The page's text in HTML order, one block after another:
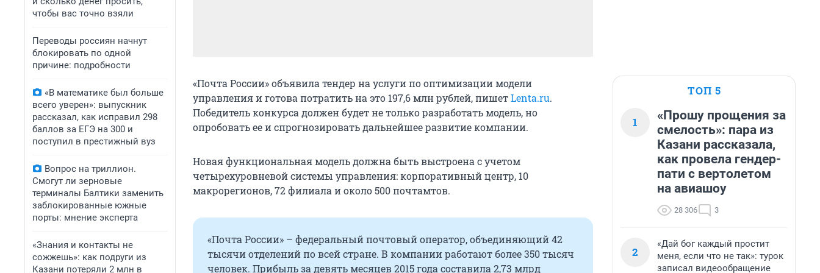
чтобы вас точно взяли
Переводы россиян начнут
блокировать по одной
причине: подробности
«В математике был больше
всего уверен»: выпускник
рассказал, как исправил 298
баллов за ЕГЭ на 300 и
поступил в престижный вуз
Вопрос на триллион.
Смогут ли зерновые
терминалы Балтики заменить
заблокированные южные
порты: мнение эксперта
«Знания и контакты не
сожжешь»: как подруги из
Казани потеряли 2 млн в
«Почта России» объявила тендер на услуги по оптимизации модели
управления и готова потратить на это 197,6 млн рублей, пишетLenta.ru.
Победитель конкурса должен будет не только разработать модель, но
опробовать ее и спрогнозировать дальнейшее развитие компании.
Новая функциональная модель должна быть выстроена с учетом
четырехуровневой системы управления: корпоративный центр, 10
макрорегионов, 72 филиала и около 500 почтамтов.
«Почта России» – федеральный почтовый оператор, объединяющий 42
тысячи отделений по всей стране. В компании работают более 350 тысяч
человек. Прибыль за девять месяцев 2015 года составила 2,73 млрд
ТОП 5
1
«Прошу прощения за
смелость»: пара из
Казани рассказала,
как провела гендер-
пати с вертолетом
на авиашоу
28 306 3
2
«Дай бог каждый простит
меня, если что не так»: турок
записал видеообращение